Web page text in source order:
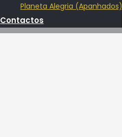
Planeta Alegria (Apanhados)
Contactos